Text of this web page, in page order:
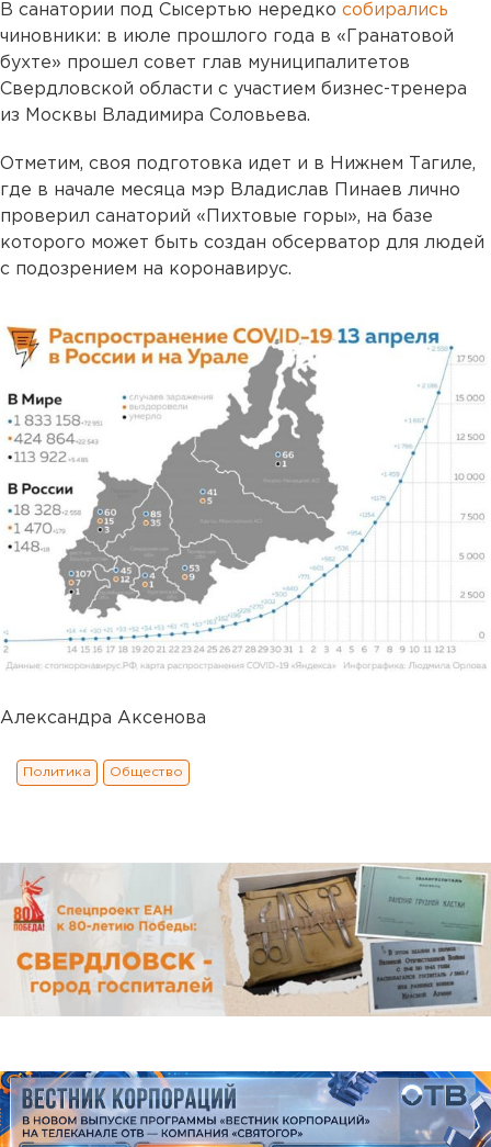
В санатории под Сысертью нередко собирались
чиновники: в июле прошлого года в «Гранатовой
бухте» прошел совет глав муниципалитетов
Свердловской области с участием бизнес-тренера
из Москвы Владимира Соловьева.
Отметим, своя подготовка идет и в Нижнем Тагиле,
где в начале месяца мэр Владислав Пинаев лично
проверил санаторий «Пихтовые горы», на базе
которого может быть создан обсерватор для людей
с подозрением на коронавирус.
Александра Аксенова
Политика Общество